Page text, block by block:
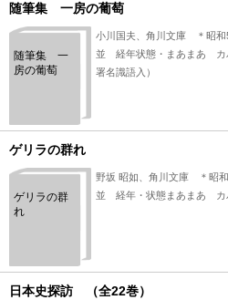
随筆集 一房の葡萄
随筆集 一
房の葡萄
小川国夫、角川文庫 ＊昭
並 経年状態・まあまあ
署名識語入）
ゲリラの群れ
ゲリラの群
れ
野坂 昭如、角川文庫 ＊昭
並 経年・状態まあまあ カ
日本史探訪 （全22巻）